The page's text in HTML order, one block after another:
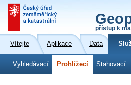
přístup k
Vítejte Aplikace Data
Vyhledávací Prohlížecí Stahovací